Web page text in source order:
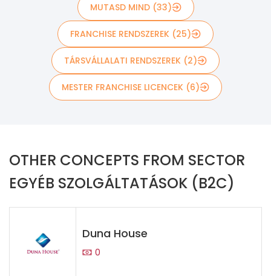
MUTASD MIND (33)
FRANCHISE RENDSZEREK (25)
TÁRSVÁLLALATI RENDSZEREK (2)
MESTER FRANCHISE LICENCEK (6)
OTHER CONCEPTS FROM SECTOR
EGYÉB SZOLGÁLTATÁSOK (B2C)
Duna House
0